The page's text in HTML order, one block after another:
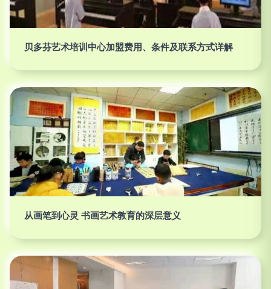
贝多芬艺术培训中心加盟费用、条件及联系方式详解
从画笔到心灵 书画艺术教育的深层意义